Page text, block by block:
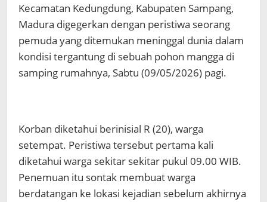
Kecamatan Kedungdung, Kabupaten Sampang,
Madura digegerkan dengan peristiwa seorang
pemuda yang ditemukan meninggal dunia dalam
kondisi tergantung di sebuah pohon mangga di
samping rumahnya, Sabtu (09/05/2026) pagi.
Korban diketahui berinisial R (20), warga
setempat. Peristiwa tersebut pertama kali
diketahui warga sekitar sekitar pukul 09.00 WIB.
Penemuan itu sontak membuat warga
berdatangan ke lokasi kejadian sebelum akhirnya